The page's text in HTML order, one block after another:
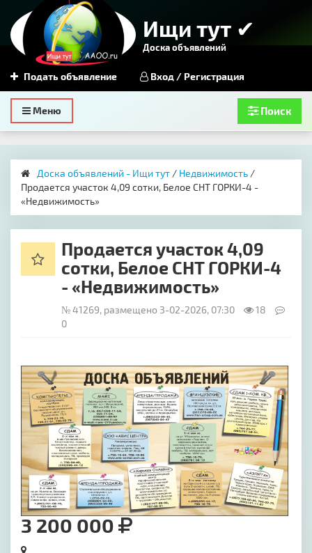
Ищи тут ✔
Доска объявлений
Подать объявление Вход / Регистрация
Toggle
navigation
Меню Поиск
Доска объявлений - Ищи тут / Недвижимость /
Продается участок 4,09 сотки, Белое СНТ ГОРКИ-4 -
«Недвижимость»
Продается участок 4,09
сотки, Белое СНТ ГОРКИ-4
- «Недвижимость»
№ 41269, размещено 3-02-2026, 07:30
18
0
3 200 000